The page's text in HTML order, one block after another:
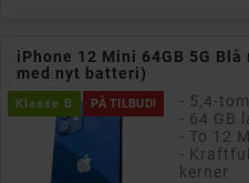
iPhone 12 Mini 64GB 5G
med nyt batteri)
PÅ TILBUD!
Klasse B
- 5,4-
- 64 GB
- To 12
-
kerner